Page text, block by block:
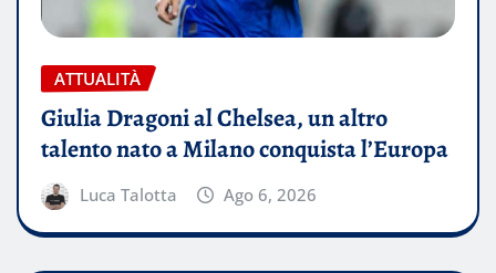
ATTUALITÀ
Giulia Dragoni al Chelsea, un altro
talento nato a Milano conquista l’Europa
Luca Talotta Ago 6, 2026